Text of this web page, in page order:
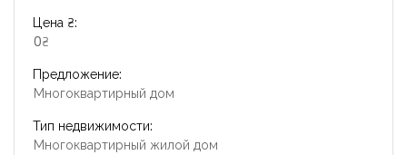
Цена ₴:
0₴
Предложение:
Многоквартирный дом
Тип недвижимости:
Многоквартирный жилой дом